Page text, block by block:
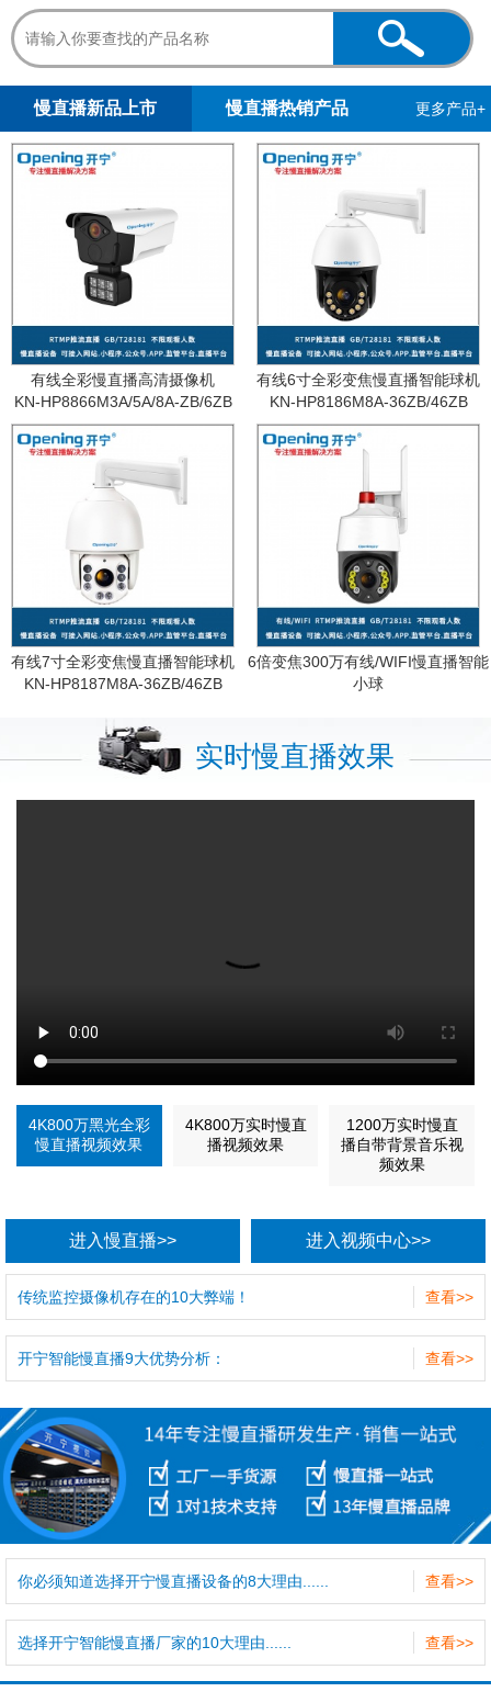
慢直播新品上市 慢直播热销产品 更多产品+
有线全彩慢直播高清摄像机
KN-HP8866M3A/5A/8A-ZB/6ZB
有线6寸全彩变焦慢直播智能球机
KN-HP8186M8A-36ZB/46ZB
有线7寸全彩变焦慢直播智能球机
KN-HP8187M8A-36ZB/46ZB
6倍变焦300万有线/WIFI慢直播智能
小球
实时慢直播效果
4K800万黑光全彩
慢直播视频效果
4K800万实时慢直
播视频效果
1200万实时慢直
播自带背景音乐视
频效果
进入慢直播>> 进入视频中心>>
查看>>
传统监控摄像机存在的10大弊端！
查看>>
开宁智能慢直播9大优势分析：
查看>>
你必须知道选择开宁慢直播设备的8大理由......
查看>>
选择开宁智能慢直播厂家的10大理由......